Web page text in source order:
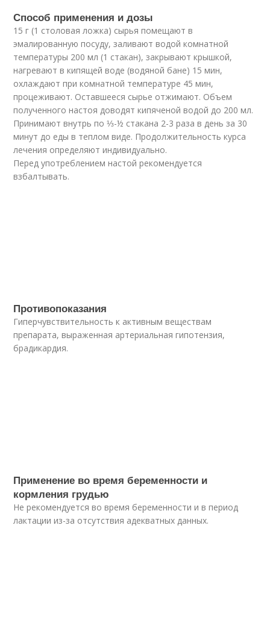
Способ применения и дозы
15 г (1 столовая ложка) сырья помещают в
эмалированную посуду, заливают водой комнатной
температуры 200 мл (1 стакан), закрывают крышкой,
нагревают в кипящей воде (водяной бане) 15 мин,
охлаждают при комнатной температуре 45 мин,
процеживают. Оставшееся сырье отжимают. Объем
полученного настоя доводят кипяченой водой до 200 мл.
Принимают внутрь по ⅓-½ стакана 2-3 раза в день за 30
минут до еды в теплом виде. Продолжительность курса
лечения определяют индивидуально.
Перед употреблением настой рекомендуется
взбалтывать.
Противопоказания
Гиперчувствительность к активным веществам
препарата, выраженная артериальная гипотензия,
брадикардия.
Применение во время беременности и
кормления грудью
Не рекомендуется во время беременности и в период
лактации из-за отсутствия адекватных данных.